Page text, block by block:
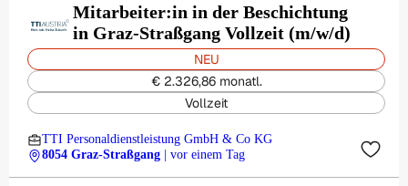
Mitarbeiter:in in der Beschichtung
in Graz-Straßgang Vollzeit (m/w/d)
NEU
€ 2.326,86 monatl.
Vollzeit
TTI Personaldienstleistung GmbH & Co KG
8054 Graz-Straßgang
| vor einem Tag